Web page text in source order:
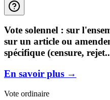
Vote solennel : sur
sur un article ou
spécifique (censure,
En savoir plus →
Vote ordinaire